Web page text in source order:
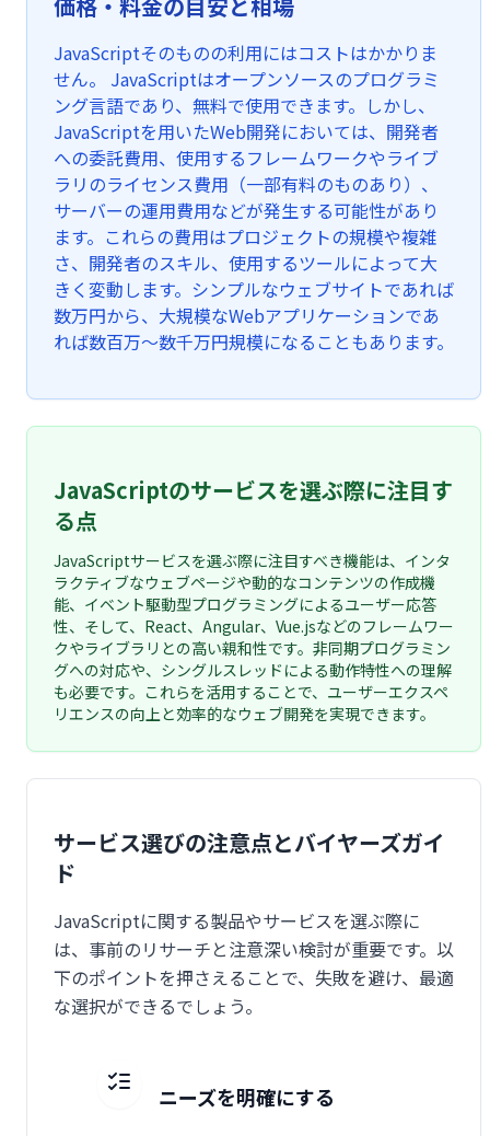
JavaScriptそのものの利用にはコストはかかりま
せん。 JavaScriptはオープンソースのプログラミ
ング言語であり、無料で使用できます。しかし、
JavaScriptを用いたWeb開発においては、開発者
への委託費用、使用するフレームワークやライブ
ラリのライセンス費用（一部有料のものあり）、
サーバーの運用費用などが発生する可能性があり
ます。これらの費用はプロジェクトの規模や複雑
さ、開発者のスキル、使用するツールによって大
きく変動します。シンプルなウェブサイトであれば
数万円から、大規模なWebアプリケーションであ
れば数百万〜数千万円規模になることもあります。
JavaScriptのサービスを選ぶ際に注目す
る点
JavaScriptサービスを選ぶ際に注目すべき機能は、インタ
ラクティブなウェブページや動的なコンテンツの作成機
能、イベント駆動型プログラミングによるユーザー応答
性、そして、React、Angular、Vue.jsなどのフレームワー
クやライブラリとの高い親和性です。非同期プログラミン
グへの対応や、シングルスレッドによる動作特性への理解
も必要です。これらを活用することで、ユーザーエクスペ
リエンスの向上と効率的なウェブ開発を実現できます。
サービス選びの注意点とバイヤーズガイ
ド
JavaScriptに関する製品やサービスを選ぶ際に
は、事前のリサーチと注意深い検討が重要です。以
下のポイントを押さえることで、失敗を避け、最適
な選択ができるでしょう。
ニーズを明確にする